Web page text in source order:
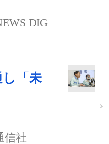
DIG
し「未
信社